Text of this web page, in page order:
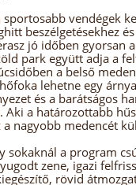
sportosabb vendégek
beszélgetésekhez
jó időben gyorsan
park együtt adja a
a belső
lehetne egy
és a barátságos
a határozottabb
a nagyobb medencét
sokaknál a program
zene, igazi
rövid